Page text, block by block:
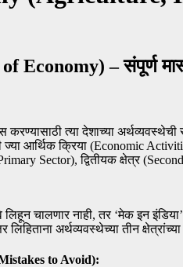
Economy) – संपूर्ण
करण्यासाठी त्या देशाच्या
ज्या आर्थिक क्रिया (Economic
Sector), द्वितीयक क्षेत्र
लिहून चालणार नाही, तर ‘मेक इन
लिहिताना अर्थव्यवस्थेच्या तीन
to Avoid):